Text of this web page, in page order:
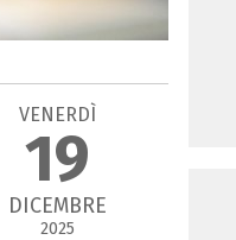
VENERDÌ
19
DICEMBRE
2025